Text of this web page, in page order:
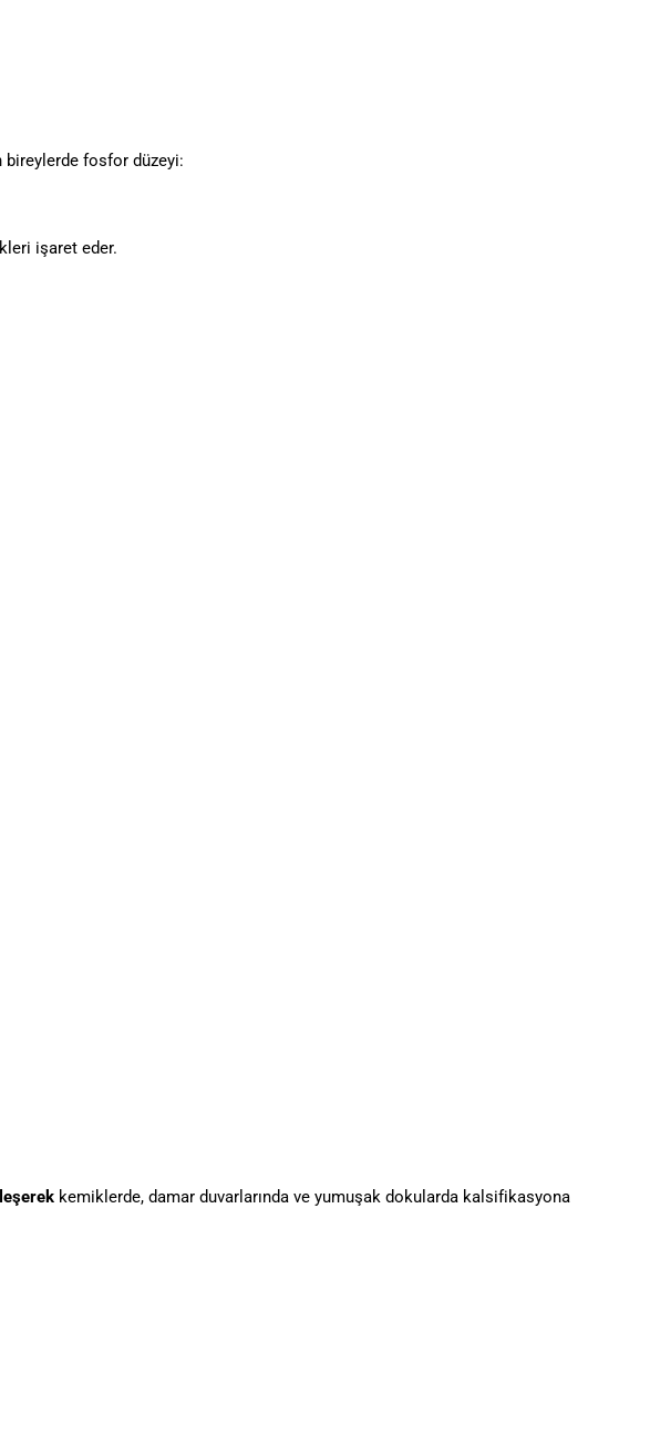
bireylerde fosfor düzeyi:
işaret eder.
kemiklerde, damar duvarlarında ve yumuşak dokularda kalsifikasyona